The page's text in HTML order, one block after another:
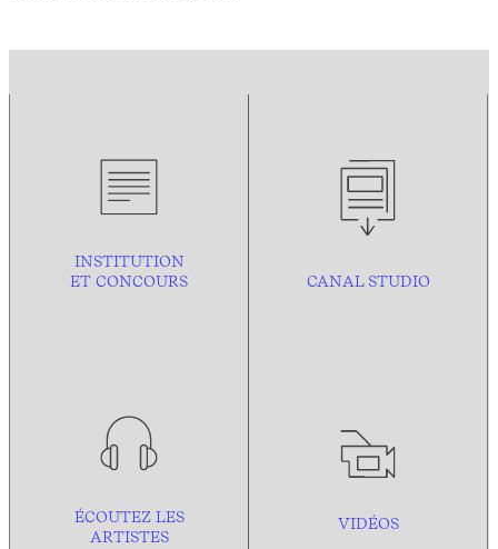
INSTITUTION
ET CONCOURS
CANAL STUDIO
ÉCOUTEZ LES
ARTISTES
VIDÉOS